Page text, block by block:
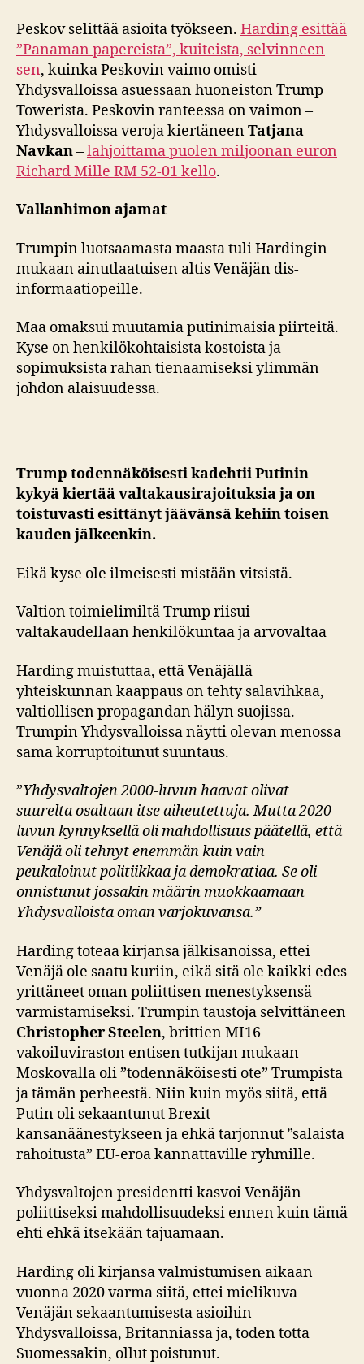
Peskov selittää asioita työkseen. Harding esittää
”Panaman papereista”, kuiteista, selvinneen
sen, kuinka Peskovin vaimo omisti
Yhdysvalloissa asuessaan huoneiston Trump
Towerista. Peskovin ranteessa on vaimon –
Yhdysvalloissa veroja kiertäneenTatjana
Navkan–lahjoittama puolen miljoonan euron
Richard Mille RM 52-01 kello.
Vallanhimon ajamat
Trumpin luotsaamasta maasta tuli Hardingin
mukaan ainutlaatuisen altis Venäjän dis-
informaatiopeille.
Maa omaksui muutamia putinimaisia piirteitä.
Kyse on henkilökohtaisista kostoista ja
sopimuksista rahan tienaamiseksi ylimmän
johdon alaisuudessa.
Trump todennäköisesti kadehtii Putinin
kykyä kiertää valtakausirajoituksia ja on
toistuvasti esittänyt jäävänsä kehiin toisen
kauden jälkeenkin.
Eikä kyse ole ilmeisesti mistään vitsistä.
Valtion toimielimiltä Trump riisui
valtakaudellaan henkilökuntaa ja arvovaltaa
Harding muistuttaa, että Venäjällä
yhteiskunnan kaappaus on tehty salavihkaa,
valtiollisen propagandan hälyn suojissa.
Trumpin Yhdysvalloissa näytti olevan menossa
sama korruptoitunut suuntaus.
”Yhdysvaltojen 2000-luvun haavat olivat
suurelta osaltaan itse aiheutettuja. Mutta 2020-
luvun kynnyksellä oli mahdollisuus päätellä, että
Venäjä oli tehnyt enemmän kuin vain
peukaloinut politiikkaa ja demokratiaa. Se oli
onnistunut jossakin määrin muokkaamaan
Yhdysvalloista oman varjokuvansa.”
Harding toteaa kirjansa jälkisanoissa, ettei
Venäjä ole saatu kuriin, eikä sitä ole kaikki edes
yrittäneet oman poliittisen menestyksensä
varmistamiseksi. Trumpin taustoja selvittäneen
Christopher Steelen, brittien MI16
vakoiluviraston entisen tutkijan mukaan
Moskovalla oli ”todennäköisesti ote” Trumpista
ja tämän perheestä. Niin kuin myös siitä, että
Putin oli sekaantunut Brexit-
kansanäänestykseen ja ehkä tarjonnut ”salaista
rahoitusta” EU-eroa kannattaville ryhmille.
Yhdysvaltojen presidentti kasvoi Venäjän
poliittiseksi mahdollisuudeksi ennen kuin tämä
ehti ehkä itsekään tajuamaan.
Harding oli kirjansa valmistumisen aikaan
vuonna 2020 varma siitä, ettei mielikuva
Venäjän sekaantumisesta asioihin
Yhdysvalloissa, Britanniassa ja, toden totta
Suomessakin, ollut poistunut.